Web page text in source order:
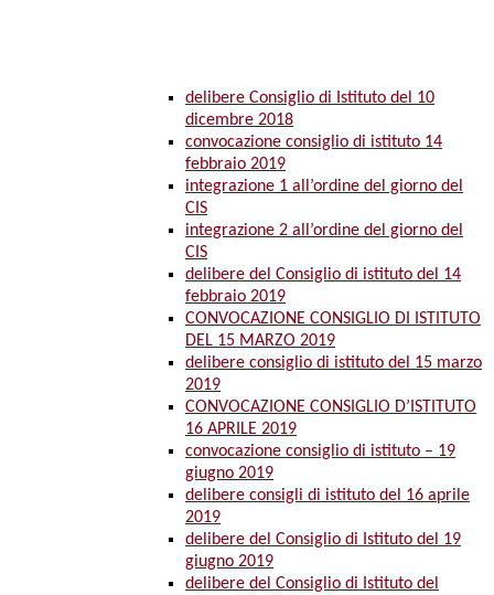
delibere Consiglio di Istituto del 10
dicembre 2018
convocazione consiglio di istituto 14
febbraio 2019
integrazione 1 all’ordine del giorno del
CIS
integrazione 2 all’ordine del giorno del
CIS
delibere del Consiglio di istituto del 14
febbraio 2019
CONVOCAZIONE CONSIGLIO DI ISTITUTO
DEL 15 MARZO 2019
delibere consiglio di istituto del 15 marzo
2019
CONVOCAZIONE CONSIGLIO D’ISTITUTO
16 APRILE 2019
convocazione consiglio di istituto – 19
giugno 2019
delibere consigli di istituto del 16 aprile
2019
delibere del Consiglio di Istituto del 19
giugno 2019
delibere del Consiglio di Istituto del